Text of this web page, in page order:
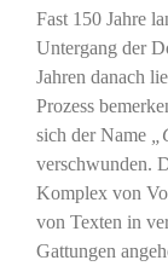
Fast 150 Jahre
Untergang der
Jahren danach
Prozess
sich der Name
verschwunden.
Komplex von
von Texten in
Gattungen